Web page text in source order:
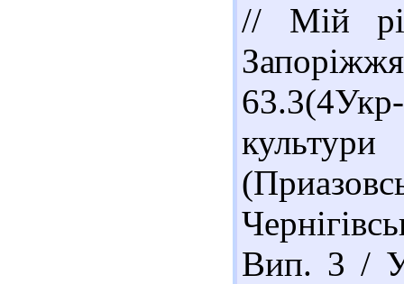
// Мій
Вип. 3 /